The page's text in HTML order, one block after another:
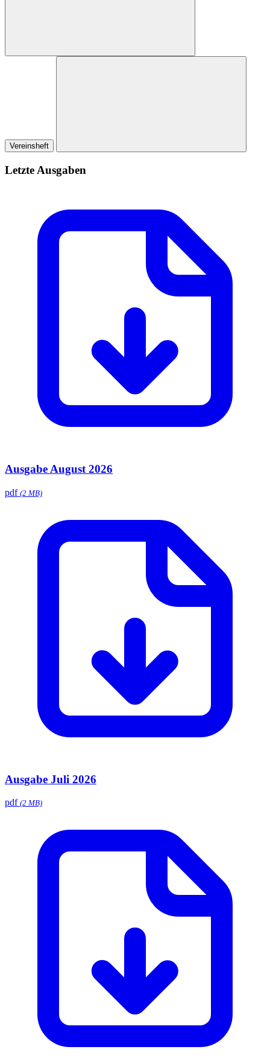
Vereinsheft
Letzte Ausgaben
Ausgabe August 2026
pdf (2 MB)
Ausgabe Juli 2026
pdf (2 MB)